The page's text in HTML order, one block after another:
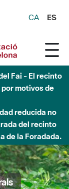
CA ES
Fai - El recinto
motivos de
reducida no
del recinto
de la Foradada.